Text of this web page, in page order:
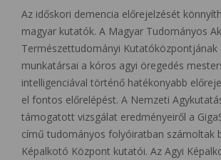
Az időskori demencia előrejelzését
magyar kutatók. A Magyar Tudományos
Természettudományi Kutatóközpontjának
munkatársai a kóros agyi öregedés
intelligenciával történő hatékonyabb
el fontos előrelépést. A Nemzeti
támogatott vizsgálat eredményeiről a
című tudományos folyóiratban számoltak
Képalkotó Központ kutatói. Az Agyi